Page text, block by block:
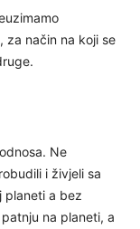
za način na koji se
Ne
i živjeli sa
planeti a bez
na planeti, a